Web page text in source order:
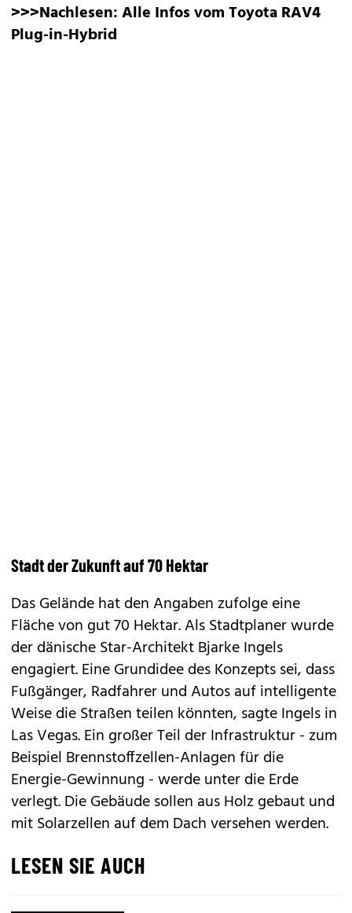
>>>Nachlesen:Alle Infos vom Toyota RAV4
Plug-in-Hybrid
Stadt der Zukunft auf 70 Hektar
Das Gelände hat den Angaben zufolge eine
Fläche von gut 70 Hektar. Als Stadtplaner wurde
der dänische Star-Architekt Bjarke Ingels
engagiert. Eine Grundidee des Konzepts sei, dass
Fußgänger, Radfahrer und Autos auf intelligente
Weise die Straßen teilen könnten, sagte Ingels in
Las Vegas. Ein großer Teil der Infrastruktur - zum
Beispiel Brennstoffzellen-Anlagen für die
Energie-Gewinnung - werde unter die Erde
verlegt. Die Gebäude sollen aus Holz gebaut und
mit Solarzellen auf dem Dach versehen werden.
LESEN SIE AUCH